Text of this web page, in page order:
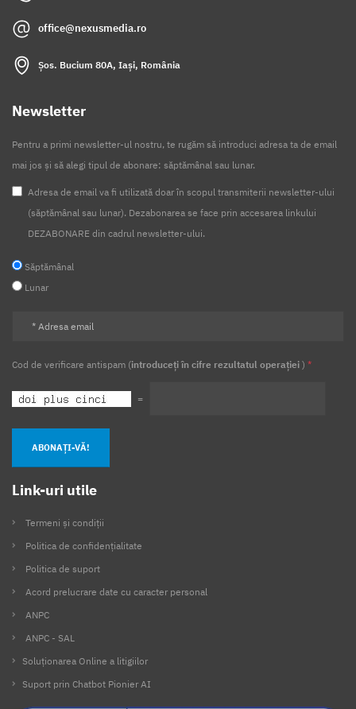
office@nexusmedia.ro
Șos. Bucium 80A, Iași, România
Newsletter
Pentru a primi newsletter-ul nostru, te rugăm să introduci adresa ta de email
mai jos și să alegi tipul de abonare: săptămânal sau lunar.
Adresa de email va fi utilizată doar în scopul transmiterii newsletter-ului
(săptămânal sau lunar). Dezabonarea se face prin accesarea linkului
DEZABONARE din cadrul newsletter-ului.
Săptămânal
Lunar
Cod de verificare antispam (introduceți în cifre rezultatul operației ) *
=
ABONAȚI-VĂ!
Link-uri utile
Termeni și condiții
Politica de confidențialitate
Politica de suport
Acord prelucrare date cu caracter personal
ANPC
ANPC - SAL
Soluționarea Online a litigiilor
Suport prin Chatbot Pionier AI